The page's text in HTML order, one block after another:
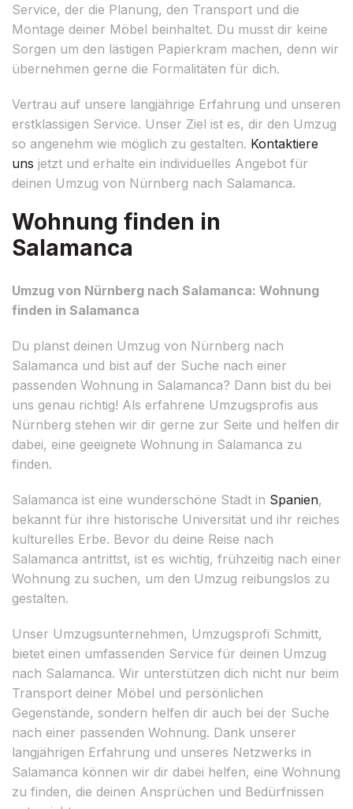
Service, der die Planung, den Transport und die
Montage deiner Möbel beinhaltet. Du musst dir keine
Sorgen um den lästigen Papierkram machen, denn wir
übernehmen gerne die Formalitäten für dich.
Vertrau auf unsere langjährige Erfahrung und unseren
erstklassigen Service. Unser Ziel ist es, dir den Umzug
so angenehm wie möglich zu gestalten. Kontaktiere
uns jetzt und erhalte ein individuelles Angebot für
deinen Umzug von Nürnberg nach Salamanca.
Wohnung finden in
Salamanca
Umzug von Nürnberg nach Salamanca: Wohnung
finden in Salamanca
Du planst deinen Umzug von Nürnberg nach
Salamanca und bist auf der Suche nach einer
passenden Wohnung in Salamanca? Dann bist du bei
uns genau richtig! Als erfahrene Umzugsprofis aus
Nürnberg stehen wir dir gerne zur Seite und helfen dir
dabei, eine geeignete Wohnung in Salamanca zu
finden.
Salamanca ist eine wunderschöne Stadt in Spanien,
bekannt für ihre historische Universität und ihr reiches
kulturelles Erbe. Bevor du deine Reise nach
Salamanca antrittst, ist es wichtig, frühzeitig nach einer
Wohnung zu suchen, um den Umzug reibungslos zu
gestalten.
Unser Umzugsunternehmen, Umzugsprofi Schmitt,
bietet einen umfassenden Service für deinen Umzug
nach Salamanca. Wir unterstützen dich nicht nur beim
Transport deiner Möbel und persönlichen
Gegenstände, sondern helfen dir auch bei der Suche
nach einer passenden Wohnung. Dank unserer
langjährigen Erfahrung und unseres Netzwerks in
Salamanca können wir dir dabei helfen, eine Wohnung
zu finden, die deinen Ansprüchen und Bedürfnissen